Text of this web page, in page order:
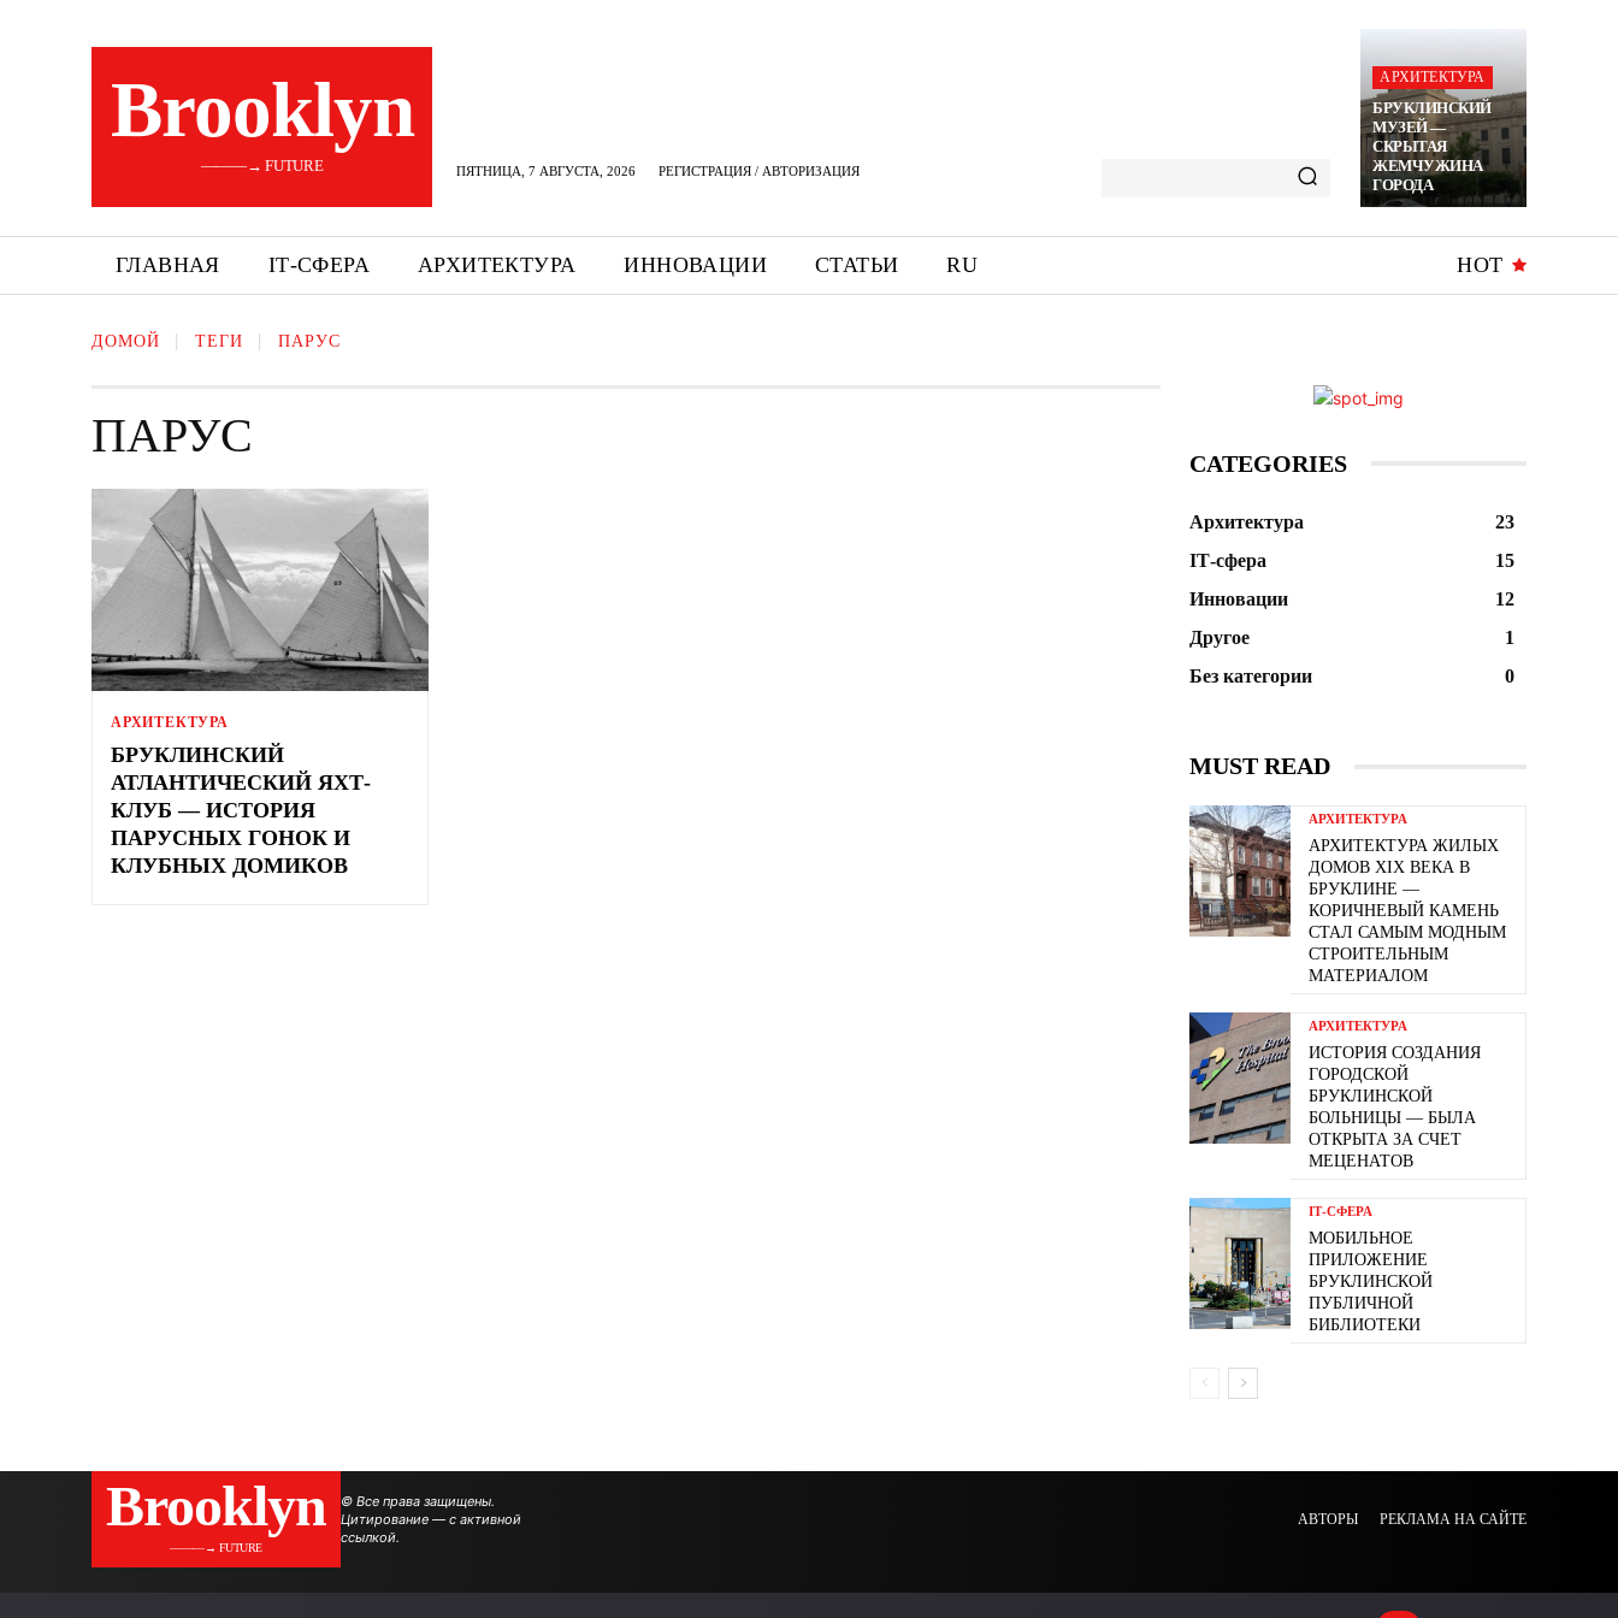
Brooklyn
———→ FUTURE ПЯТНИЦА, 7 АВГУСТА, 2026 РЕГИСТРАЦИЯ / АВТОРИЗАЦИЯ
АРХИТЕКТУРА
БРУКЛИНСКИЙ
МУЗЕЙ —
СКРЫТАЯ
ЖЕМЧУЖИНА
ГОРОДА
ГЛАВНАЯ ІТ-СФЕРА АРХИТЕКТУРА ИННОВАЦИИ СТАТЬИ RU HOT
ДОМОЙ ТЕГИ ПАРУС
ПАРУС
АРХИТЕКТУРА
БРУКЛИНСКИЙ
АТЛАНТИЧЕСКИЙ ЯХТ-
КЛУБ — ИСТОРИЯ
ПАРУСНЫХ ГОНОК И
КЛУБНЫХ ДОМИКОВ
CATEGORIES
Архитектура
23
ІТ-сфера
15
Инновации
12
Другое
1
Без категории
0
MUST READ
АРХИТЕКТУРА
АРХИТЕКТУРА ЖИЛЫХ
ДОМОВ XIX ВЕКА В
БРУКЛИНЕ —
КОРИЧНЕВЫЙ КАМЕНЬ
СТАЛ САМЫМ МОДНЫМ
СТРОИТЕЛЬНЫМ
МАТЕРИАЛОМ
АРХИТЕКТУРА
ИСТОРИЯ СОЗДАНИЯ
ГОРОДСКОЙ
БРУКЛИНСКОЙ
БОЛЬНИЦЫ — БЫЛА
ОТКРЫТА ЗА СЧЕТ
МЕЦЕНАТОВ
ІТ-СФЕРА
МОБИЛЬНОЕ
ПРИЛОЖЕНИЕ
БРУКЛИНСКОЙ
ПУБЛИЧНОЙ
БИБЛИОТЕКИ
Brooklyn
———→ FUTURE
© Все права защищены.
Цитирование — с активной
ссылкой.
АВТОРЫ РЕКЛАМА НА САЙТЕ